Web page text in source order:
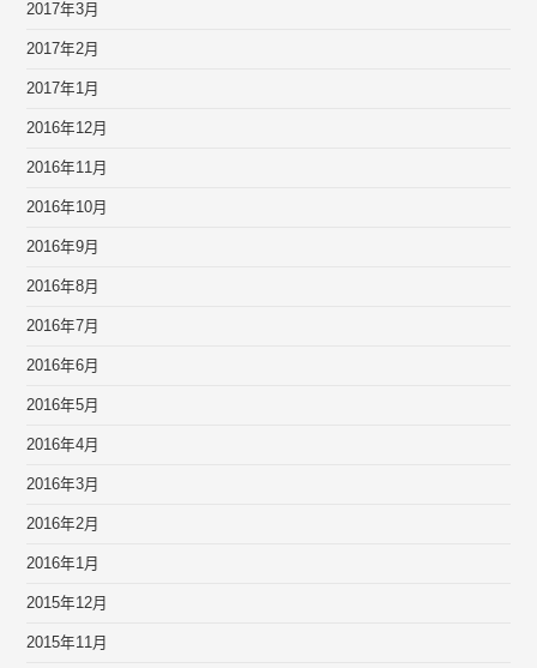
2017年3月
2017年2月
2017年1月
2016年12月
2016年11月
2016年10月
2016年9月
2016年8月
2016年7月
2016年6月
2016年5月
2016年4月
2016年3月
2016年2月
2016年1月
2015年12月
2015年11月